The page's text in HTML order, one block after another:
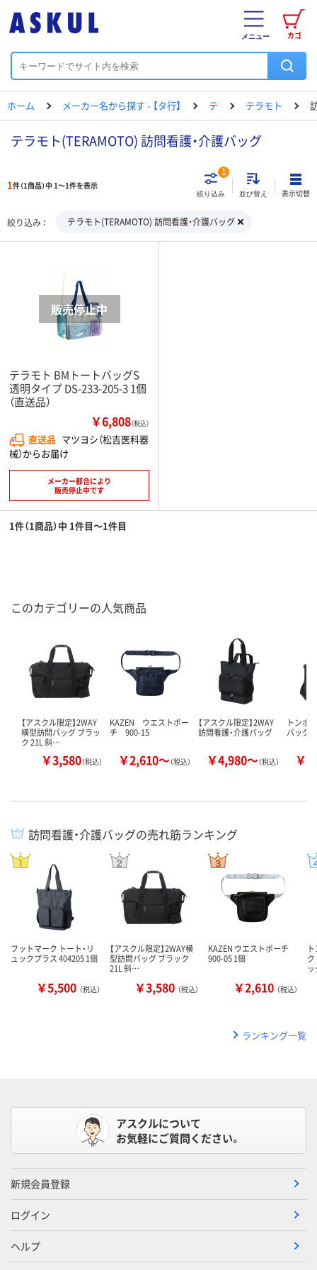
カゴ
メニュー
ホーム メーカー名から探す - 【タ行】 テ テラモト
テラモト(TERAMOTO) 訪問看護・介護バッグ
1件（1商品）中 1～1件を表示
絞り込み
1
並び替え 表示切替
絞り込み テラモト(TERAMOTO) 訪問看護・介護バッグ
テラモト BMトートバッグS
透明タイプ DS-233-205-3 1個
（直送品）
￥6,808（税込）
直送品 マツヨシ（松吉医科器
械）からお届け
メーカー都合により
販売停止中です
1件（1商品）中 1件目～1件目
このカテゴリーの人気商品
【アスクル限定】2WAY
横型訪問バッグ ブラッ
ク 21L 斜…
￥3,580（税込）
KAZEN ウエストポー
チ 900-15
￥2,610～（税込）
【アスクル限定】2WAY
訪問看護・介護バッグ
￥4,980～（税込）
トン
バッグ
￥
訪問看護・介護バッグの売れ筋ランキング
フットマーク トート・リ
ュックプラス 404205 1個
￥5,500 （税込）
【アスクル限定】2WAY横
型訪問バッグ ブラック
21L 斜…
￥3,580 （税込）
KAZEN ウエストポーチ
900-05 1個
￥2,610 （税込）
ランキング一覧
アスクルについて
お気軽にご質問ください。
新規会員登録
ログイン
ヘルプ